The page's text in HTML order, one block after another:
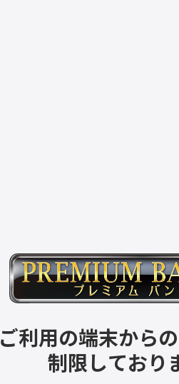
ご利用の端末から
制限しており